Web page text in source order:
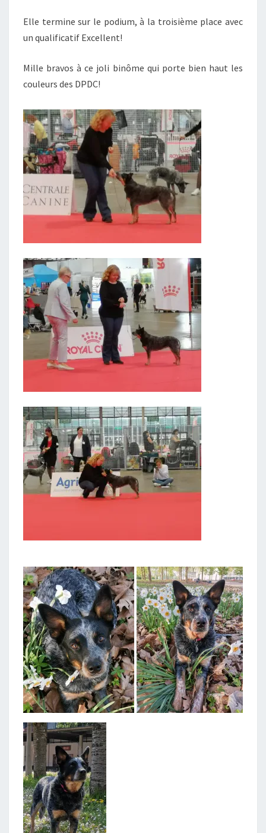
Elle termine sur le podium, à la troisième place avec
un qualificatif Excellent!
Mille bravos à ce joli binôme qui porte bien haut les
couleurs des DPDC!